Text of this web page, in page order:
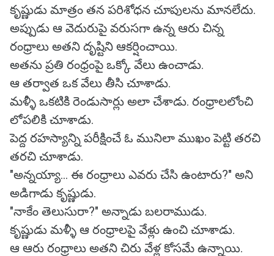
కృష్ణుడు మాత్రం తన పరిశోధన చూపులను మానలేదు.
అప్పుడు ఆ వెదురుపై వరుసగా ఉన్న ఆరు చిన్న
రంధ్రాలు అతని దృష్టిని ఆకర్షించాయి.
అతను ప్రతి రంధ్రంపై ఒక్కో వేలు ఉంచాడు.
ఆ తర్వాత ఒక వేలు తీసి చూశాడు.
మళ్ళీ ఒకటికి రెండుసార్లు అలా చేశాడు. రంధ్రాలలోంచి
లోపలికి చూశాడు.
పెద్ద రహస్యాన్ని పరీక్షించే ఓ మునిలా ముఖం పెట్టి తరచి
తరచి చూశాడు.
"అన్నయ్యా... ఈ రంధ్రాలు ఎవరు చేసి ఉంటారు?" అని
అడిగాడు కృష్ణుడు.
"నాకేం తెలుసురా?" అన్నాడు బలరాముడు.
కృష్ణుడు మళ్ళీ ఆ రంధ్రాలపై వేళ్లు ఉంచి చూశాడు.
ఆ ఆరు రంధ్రాలు అతని చిరు వేళ్ల కోసమే ఉన్నాయి.